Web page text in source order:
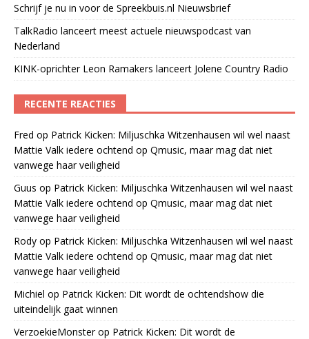
Schrijf je nu in voor de Spreekbuis.nl Nieuwsbrief
TalkRadio lanceert meest actuele nieuwspodcast van
Nederland
KINK-oprichter Leon Ramakers lanceert Jolene Country Radio
RECENTE REACTIES
Fred op Patrick Kicken: Miljuschka Witzenhausen wil wel naast
Mattie Valk iedere ochtend op Qmusic, maar mag dat niet
vanwege haar veiligheid
Guus op Patrick Kicken: Miljuschka Witzenhausen wil wel naast
Mattie Valk iedere ochtend op Qmusic, maar mag dat niet
vanwege haar veiligheid
Rody op Patrick Kicken: Miljuschka Witzenhausen wil wel naast
Mattie Valk iedere ochtend op Qmusic, maar mag dat niet
vanwege haar veiligheid
Michiel op Patrick Kicken: Dit wordt de ochtendshow die
uiteindelijk gaat winnen
VerzoekieMonsterop Patrick Kicken: Dit wordt de